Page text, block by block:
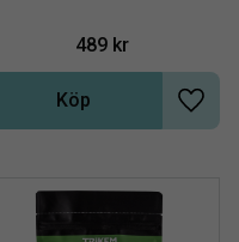
önskelista
tarmpåverkande
489kr
Lägg
Köp